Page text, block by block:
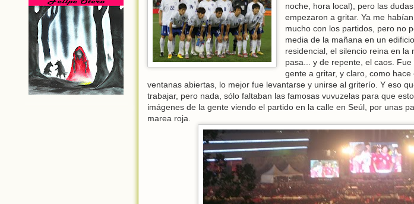
noche, hora local), pero las
empezaron a gritar. Ya me
mucho con los partidos, pero no
media de la mañana en un
residencial, el silencio reina en
pasa... y de repente, el caos.
gente a gritar, y claro, como
ventanas abiertas, lo mejor fue levantarse y unirse al griterío. Y eso
trabajar, pero nada, sólo faltaban las famosas vuvuzelas para que
imágenes de la gente viendo el partido en la calle en Seúl, por unas
marea roja.